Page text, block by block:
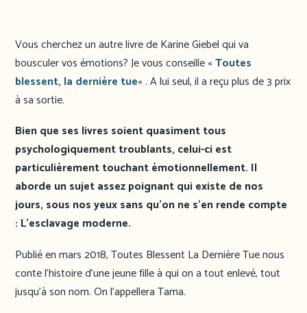
Vous cherchez un autre livre de Karine Giebel qui va
bousculer vos émotions? Je vous conseille «Toutes
blessent, la dernière tue« . A lui seul, il a reçu plus de 3 prix
à sa sortie.
Bien que ses livres soient quasiment tous
psychologiquement troublants, celui-ci est
particulièrement touchant émotionnellement. Il
aborde un sujet assez poignant qui existe de nos
jours, sous nos yeux sans qu’on ne s’en rende compte
: L’esclavage moderne.
Publié en mars 2018, Toutes Blessent La Dernière Tue nous
conte l’histoire d’une jeune fille à qui on a tout enlevé, tout
jusqu’à son nom. On l’appellera Tama.